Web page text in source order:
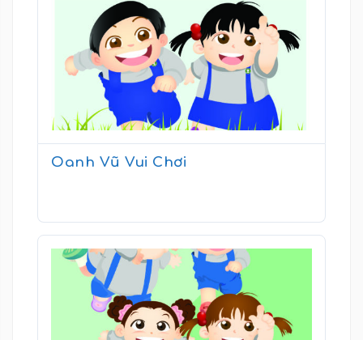
Oanh Vũ Vui Chơi